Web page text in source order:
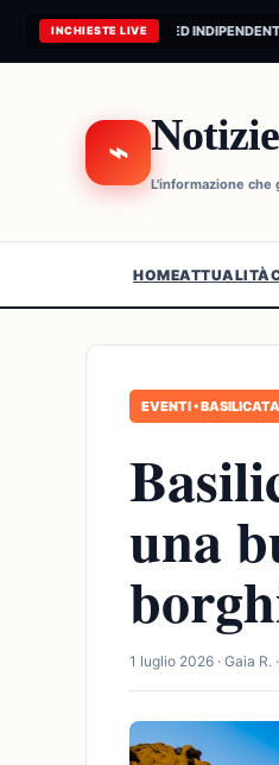
INCHIESTE LIVE
CONNESSIONE AL FEED
⌁
L'informazione che
HOMEATTUALITÀ
EVENTI • BASILICATA
una
1 luglio 2026 · Gaia R.